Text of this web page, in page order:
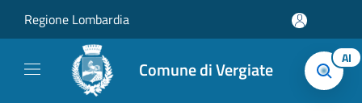
Regione Lombardia
Comune di Vergiate AI